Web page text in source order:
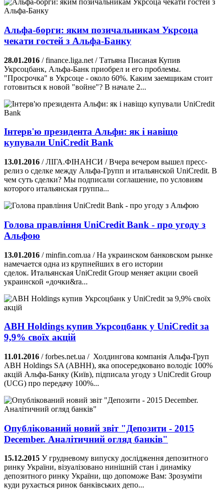
Альфа-борги: яким позичальникам Укрсоца
чекати гостей з Альфа-Банку
28.01.2016 / finance.liga.net / Татьяна Писаная Купив
Укрсоцбанк, Альфа-Банк приобрел и его проблемы.
"Просрочка" в Укрсоце - около 60%. Каким заемщикам стоит
готовиться к новой "войне"? В начале 2...
Інтерв'ю президента Альфи: як і навіщо
купували UniCredit Bank
13.01.2016 / ЛІГА.ФІНАНСИ / Вчера вечером вышел пресс-
релиз о сделке между Альфа-Групп и итальянской UniCredit. В
чем суть сделки? Мы подписали соглашение, по условиям
которого итальянская группа...
Голова правління UniCredit Bank - про угоду з
Альфою
13.01.2016 / minfin.com.ua / На украинском банковском рынке
намечается одна из крупнейших в его истории
сделок. Итальянская UniCredit Group меняет акции своей
украинской «дочки&ra...
ABH Holdings купив Укрсоцбанк у UniCredit за
9,9% своїх акцій
11.01.2016 / forbes.net.ua / Холдингова компанія Альфа-Груп
ABH Holdings SA (ABHH), яка опосередковано володіє 100%
акцій Альфа-Банку (Київ), підписала угоду з UniCredit Group
(UCG) про передачу 100%...
Опублікований новий звіт "Депозити - 2015
December. Аналітичний огляд банків"
15.12.2015 У грудневому випуску дослідження депозитного
ринку України, візуалізовано нинішній стан і динаміку
депозитного ринку України, що допоможе Вам: Зрозуміти
куди рухається ринок банківських депо...